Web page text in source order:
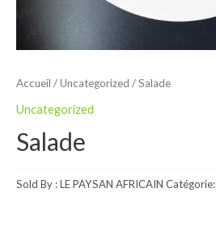
Accueil /Uncategorized / Salade
Uncategorized
Salade
Sold By : LE PAYSAN AFRICAIN Catégorie: